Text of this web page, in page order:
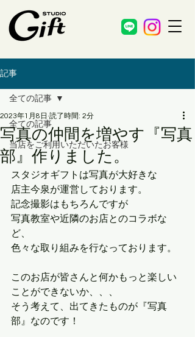
記事
全ての記事
当店をご利用いただいたお客様
全ての記事
写真の仲間を増やす『写真
部』作りました。
2023年1月8日 読了時間: 2分
スタジオギフトは写真が大好きな
店主今泉が運営しております。
記念撮影はもちろんですが
写真教室や近隣のお店とのコラボな
ど、
色々な取り組みを行なっております。
このお店が皆さんと何かもっと楽しい
ことができないか、、、
そう考えて、出てきたものが『写真
部』なのです！